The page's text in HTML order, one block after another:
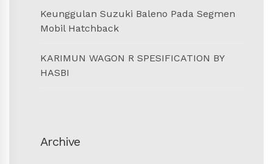
Keunggulan Suzuki Baleno Pada Segmen
Mobil Hatchback
KARIMUN WAGON R SPESIFICATION BY
HASBI
Archive